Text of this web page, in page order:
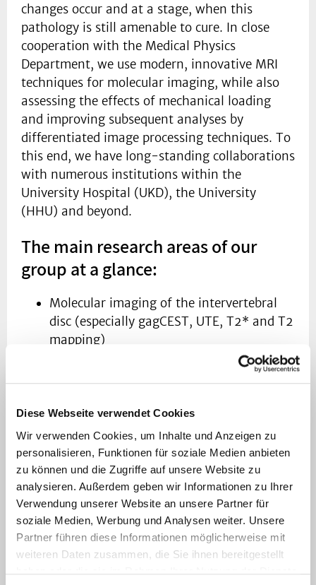
Diese Webseite verwendet Cookies
Wir verwenden Cookies, um Inhalte und Anzeigen zu
personalisieren, Funktionen für soziale Medien anbieten
zu können und die Zugriffe auf unsere Website zu
analysieren. Außerdem geben wir Informationen zu Ihrer
Verwendung unserer Website an unsere Partner für
soziale Medien, Werbung und Analysen weiter. Unsere
Partner führen diese Informationen möglicherweise mit
weiteren Daten zusammen, die Sie ihnen bereitgestellt
haben oder die sie im Rahmen Ihrer Nutzung der Dienste
changes occur and at a stage, when this
pathology is still amenable to cure. In close
cooperation with the Medical Physics
Department, we use modern, innovative MRI
techniques for molecular imaging, while also
assessing the effects of mechanical loading
and improving subsequent analyses by
differentiated image processing techniques. To
this end, we have long-standing collaborations
with numerous institutions within the
University Hospital (UKD), the University
(HHU) and beyond.
The main research areas of our
group at a glance:
Molecular imaging of the intervertebral
disc (especially gagCEST, UTE, T2* and T2
mapping)
Molecular imaging of peripheral joints in
degenerative, inflammatory and post-
imaging, uMT CEST, DWI, T2* with
quantitative susceptibility mapping, DESS)
Imaging of rheumatic diseases (especially
morphological techniques [STIR, T1w pre-
and post-KM, T2w and functional
techniques DWI, perfusion imaging, T2*
mapping and molecular techniques such
as gagCEST) – completed and ongoing
studies include CAR-ERA, Arthromark I
and II, ADAM, CALIRA, CALIPSO, CALIRA